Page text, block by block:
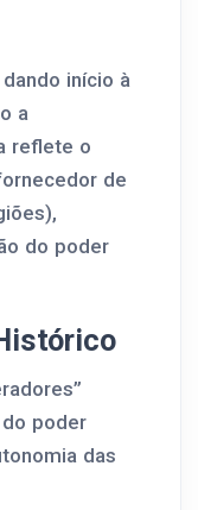
início à
a
reflete o
de
do poder
poder
das